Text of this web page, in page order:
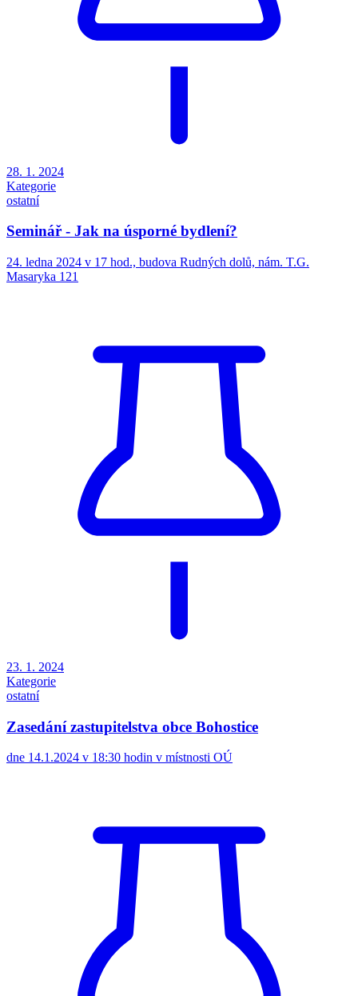
28. 1. 2024
Kategorie
ostatní
Seminář - Jak na úsporné bydlení?
24. ledna 2024 v 17 hod., budova Rudných dolů, nám. T.G.
Masaryka 121
23. 1. 2024
Kategorie
ostatní
Zasedání zastupitelstva obce Bohostice
dne 14.1.2024 v 18:30 hodin v místnosti OÚ